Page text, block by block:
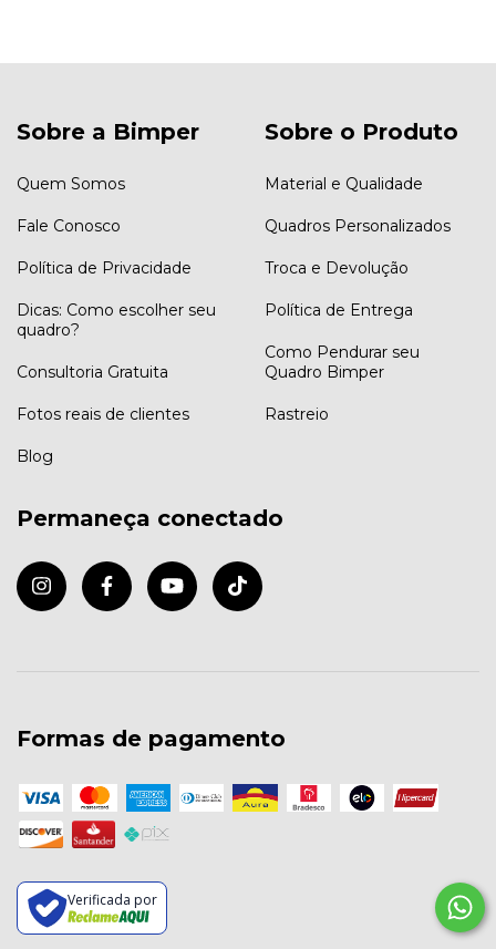
Sobre a Bimper
Quem Somos
Fale Conosco
Política de Privacidade
Dicas: Como escolher seu
quadro?
Consultoria Gratuita
Fotos reais de clientes
Blog
Sobre o Produto
Material e Qualidade
Quadros Personalizados
Troca e Devolução
Política de Entrega
Como Pendurar seu
Quadro Bimper
Rastreio
Permaneça conectado
Formas de pagamento
Verificada por